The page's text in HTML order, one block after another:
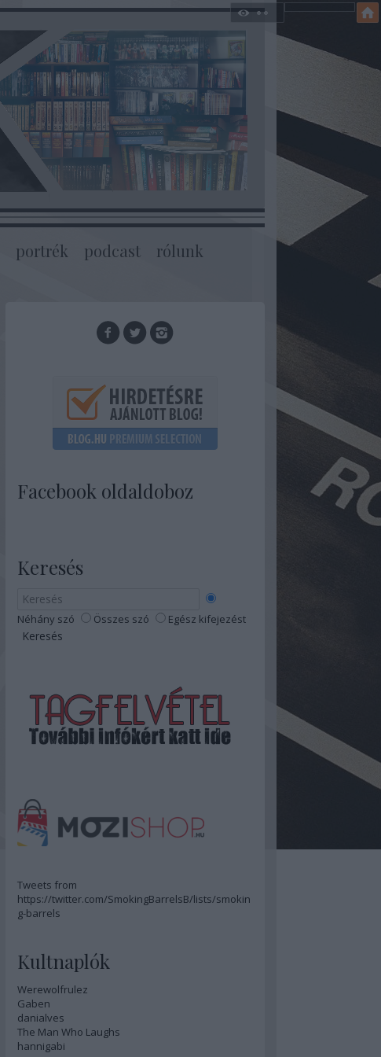
portrék podcast rólunk
Facebook oldaldoboz
Keresés
Néhány szó Összes szó Egész kifejezést
Tweets from
https://twitter.com/SmokingBarrelsB/lists/smokin
g-barrels
Kultnaplók
Werewolfrulez
Gaben
danialves
The Man Who Laughs
hannigabi